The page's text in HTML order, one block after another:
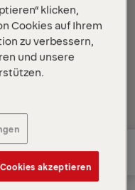
nach dem
Sie einfach
der Händler in Ihrer
und
klicken,
Cookies auf Ihrem
zu verbessern,
und unsere
akzeptieren